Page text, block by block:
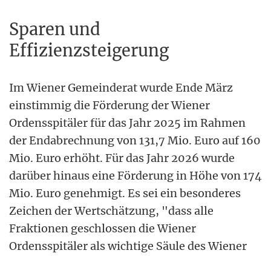
Sparen und
Effizienzsteigerung
Im Wiener Gemeinderat wurde Ende März
einstimmig die Förderung der Wiener
Ordensspitäler für das Jahr 2025 im Rahmen
der Endabrechnung von 131,7 Mio. Euro auf 160
Mio. Euro erhöht. Für das Jahr 2026 wurde
darüber hinaus eine Förderung in Höhe von 174
Mio. Euro genehmigt. Es sei ein besonderes
Zeichen der Wertschätzung, "dass alle
Fraktionen geschlossen die Wiener
Ordensspitäler als wichtige Säule des Wiener